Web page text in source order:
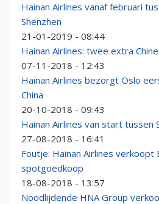
Hainan Airlines vanaf februari
Shenzhen
21-01-2019 - 08:44
Hainan Airlines: twee extra
07-11-2018 - 12:43
Hainan Airlines bezorgt Oslo
China
20-10-2018 - 09:43
Hainan Airlines van start tussen
27-08-2018 - 16:41
Foutje: Hainan Airlines verkoopt
spotgoedkoop
18-08-2018 - 13:57
Noodlijdende HNA Group